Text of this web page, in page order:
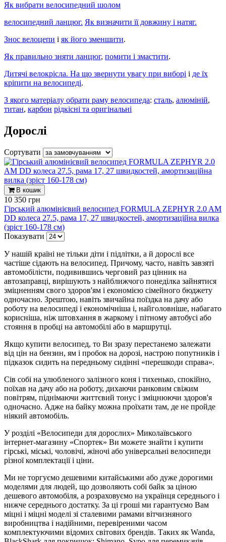
Як вибрати велосипедний шолом
велосипедний ланцюг. Як визначити її довжину і натяг.
Знос велоцепи і як його зменшити.
Як правильно зняти ланцюг, помити і змастити.
Дитячі велокрісла. На що звернути увагу при виборі і де їх
кріпити на велосипеді.
З якого матеріалу обрати раму велосипеда: сталь, алюміній,
титан, карбон рідкісні та оригінальні
Дорослі
Сортувати
В кошик
10 350 грн
Гірський алюмінієвий велосипед FORMULA ZEPHYR 2.0 AM
DD колеса 27.5, рама 17, 27 швидкостей, амортизаційна вилка
(зріст 160-178 см)
Показувати
У нашій країні не тільки діти і підлітки, а й дорослі все
частіше сідають на велосипед. Причому, часто, навіть завзяті
автомобілісти, подивившись черговий раз цінник на
автозаправці, вирішують з найближчого понеділка зайнятися
зміцненням свого здоров'ям і економією сімейного бюджету
одночасно. Зрештою, навіть звичайна поїздка на дачу або
роботу на велосипеді і економічніша і, найголовніше, набагато
корисніша, ніж штовхання в жаркому і пітному автобусі або
стояння в пробці на автомобілі або в маршрутці.
Якщо купити велосипед, то Ви зразу перестанемо залежати
від цін на бензин, ям і пробок на дорозі, настрою попутників і
підказок сидить на передньому сидінні «перешкоди справа».
Сів собі на улюбленого залізного коня і тихенько, спокійно,
поїхав на дачу або на роботу, дихаючи ранковим свіжим
повітрям, піднімаючи життєвий тонус і зміцнюючи здоров'я
одночасно. Адже на байку можна проїхати там, де не пройде
ніякий автомобіль.
У розділі «Велосипеди для дорослих» Миколаївського
інтернет-магазину «Спортек» Ви можете знайти і купити
гірські, міські, чоловічі, жіночі або універсальні велосипеди
різної комплектації і ціни.
Ми не торгуємо дешевими китайськими або дуже дорогими
моделями для людей, що дозволяють собі байк за ціною
дешевого автомобіля, а розраховуємо на українця середнього і
нижче середнього достатку. За ці гроші ми гарантуємо Вам
міцні і міцні моделі зі сталевими рамами вітчизняного
виробництва і надійними, перевіреними часом
комплектуючими відомих світових брендів. Таких як Wanda,